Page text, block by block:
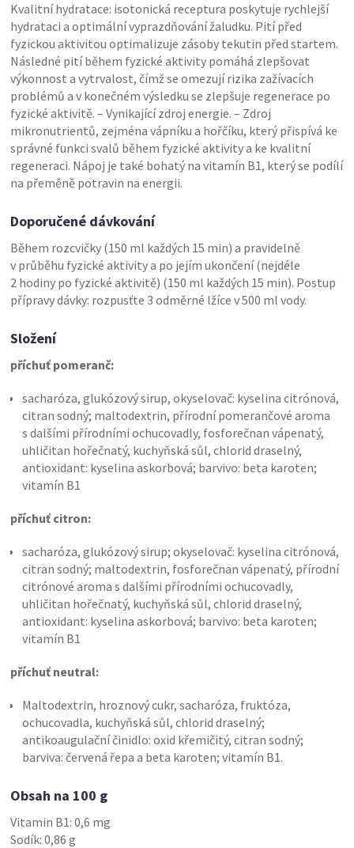
Kvalitní hydratace: isotonická receptura poskytuje rychlejší
hydrataci a optimální vyprazdňování žaludku. Pití před
fyzickou aktivitou optimalizuje zásoby tekutin před startem.
Následné pití během fyzické aktivity pomáhá zlepšovat
výkonnost a vytrvalost, čímž se omezují rizika zažívacích
problémů a v konečném výsledku se zlepšuje regenerace po
fyzické aktivitě. – Vynikající zdroj energie. – Zdroj
mikronutrientů, zejména vápníku a hořčíku, který přispívá ke
správné funkci svalů během fyzické aktivity a ke kvalitní
regeneraci. Nápoj je také bohatý na vitamín B1, který se podílí
na přeměně potravin na energii.
Doporučené dávkování
Během rozcvičky (150 ml každých 15 min) a pravidelně
v průběhu fyzické aktivity a po jejím ukončení (nejdéle
2 hodiny po fyzické aktivitě) (150 ml každých 15 min). Postup
přípravy dávky: rozpusťte 3 odměrné lžíce v 500 ml vody.
Složení
příchuť pomeranč:
sacharóza, glukózový sirup, okyselovač: kyselina citrónová,
citran sodný; maltodextrin, přírodní pomerančové aroma
s dalšími přírodními ochucovadly, fosforečnan vápenatý,
uhličitan hořečnatý, kuchyňská sůl, chlorid draselný,
antioxidant: kyselina askorbová; barvivo: beta karoten;
vitamín B1
příchuť citron:
sacharóza, glukózový sirup; okyselovač: kyselina citrónová,
citran sodný; maltodextrin, fosforečnan vápenatý, přírodní
citrónové aroma s dalšími přírodními ochucovadly,
uhličitan hořečnatý, kuchyňská sůl, chlorid draselný,
antioxidant: kyselina askorbová; barvivo: beta karoten;
vitamín B1
příchuť neutral:
Maltodextrin, hroznový cukr, sacharóza, fruktóza,
ochucovadla, kuchyňská sůl, chlorid draselný;
antikoaugulační činidlo: oxid křemičitý, citran sodný;
barviva: červená řepa a beta karoten; vitamín B1.
Obsah na 100 g
Vitamin B1: 0,6 mg
Sodík: 0,86 g